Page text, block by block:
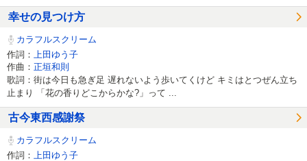
幸せの見つけ方
カラフルスクリーム
作詞：
上田ゆう子
作曲： 正垣和則
歌詞：街は今日も急ぎ足 遅れないよう歩いてくけど キミはとつぜん立ち
止まり 「花の香りどこからかな?」って ...
古今東西感謝祭
カラフルスクリーム
作詞：
上田ゆう子